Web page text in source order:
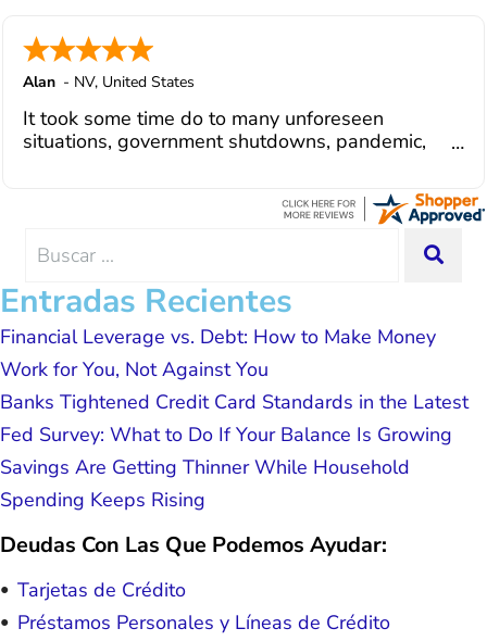
team of professionals who are
courteous, knowledgeable and are
debt management unique to me and my
situation. Each person I have worked
hope. I look forward to better days for
possible because of J Miller, and I am
Alan - NV, United States
It took some time do to many unforeseen
situations, government shutdowns, pandemic,
Search
Entradas Recientes
Financial Leverage vs. Debt: How to Make Money
Work for You, Not Against You
Banks Tightened Credit Card Standards in the Latest
Fed Survey: What to Do If Your Balance Is Growing
Savings Are Getting Thinner While Household
Spending Keeps Rising
Deudas Con Las Que Podemos Ayudar:
Tarjetas de Crédito
Préstamos Personales y Líneas de Crédito